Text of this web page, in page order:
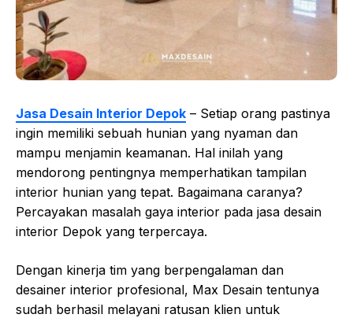
Jasa Desain Interior Depok – Setiap orang pastinya
ingin memiliki sebuah hunian yang nyaman dan
mampu menjamin keamanan. Hal inilah yang
mendorong pentingnya memperhatikan tampilan
interior hunian yang tepat. Bagaimana caranya?
Percayakan masalah gaya interior pada jasa desain
interior Depok yang terpercaya.
Dengan kinerja tim yang berpengalaman dan
desainer interior profesional, Max Desain tentunya
sudah berhasil melayani ratusan klien untuk